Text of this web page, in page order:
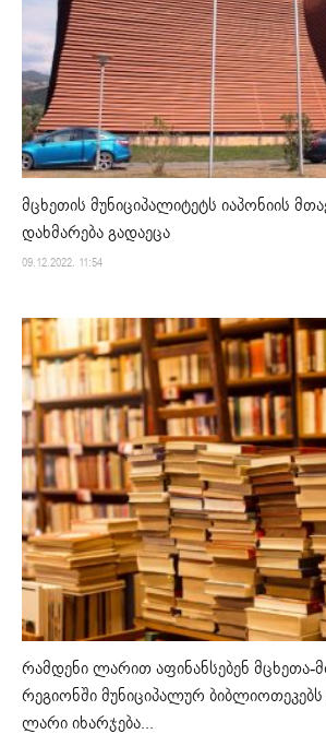
მცხეთის მუნიციპალიტეტს იაპონიის
დახმარება გადაეცა
09.12.2022. 11:54
რამდენი ლარით აფინანსებენ მცხეთა-
რეგიონში მუნიციპალურ
ლარი იხარჯება...